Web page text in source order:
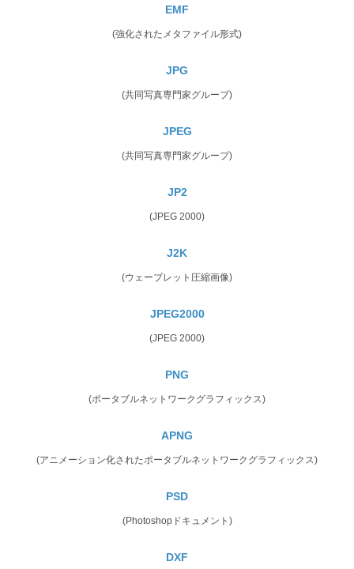
EMF
(強化されたメタファイル形式)
JPG
(共同写真専門家グループ)
JPEG
(共同写真専門家グループ)
JP2
(JPEG 2000)
J2K
(ウェーブレット圧縮画像)
JPEG2000
(JPEG 2000)
PNG
(ポータブルネットワークグラフィックス)
APNG
(アニメーション化されたポータブルネットワークグラフィックス)
PSD
(Photoshopドキュメント)
DXF